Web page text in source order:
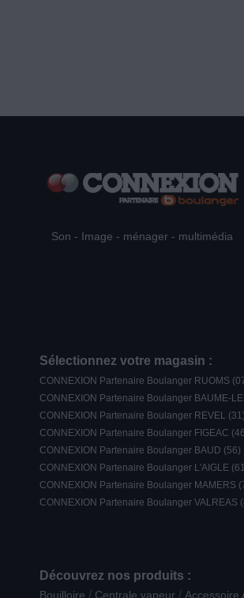
Son - Image - ménager - multimédia
Sélectionnez votre magasin :
CONNEXION Partenaire Boulanger RUOMS
CONNEXION Partenaire Boulanger BAUME-
CONNEXION Partenaire Boulanger REVEL (31)
CONNEXION Partenaire Boulanger FIGEAC
CONNEXION Partenaire Boulanger BAUD (56)
CONNEXION Partenaire Boulanger L'AIGLE
CONNEXION Partenaire Boulanger MAMERS
CONNEXION Partenaire Boulanger VALREAS
Découvrez nos produits :
Bouilloire / Centrale vapeur / Accessoire